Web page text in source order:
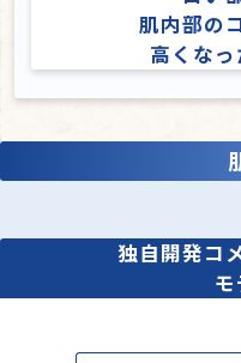
肌内部の
高くな
独自開発コ